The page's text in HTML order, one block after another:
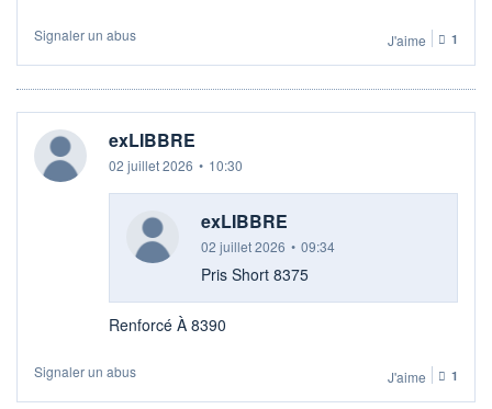
Signaler un abus J'aime 1
exLIBBRE
02 juillet 2026 • 10:30
exLIBBRE
02 juillet 2026 • 09:34
Pris Short 8375
Renforcé À 8390
Signaler un abus J'aime 1